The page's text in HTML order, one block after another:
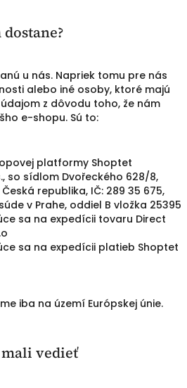
u nás. Napriek tomu pre nás
alebo iné osoby, ktoré majú
z dôvodu toho, že nám
e-shopu. Sú to:
platformy Shoptet
so sídlom Dvořeckého 628/8,
Česká republika, IČ: 289 35 675,
v Prahe, oddiel B vložka 25395
sa na expedícii tovaru Direct
sa na expedícii platieb Shoptet
iba na území Európskej únie.
vedieť